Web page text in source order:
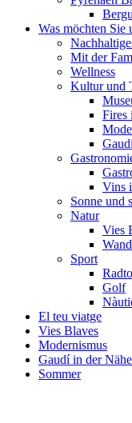
Was möchten Sie
Mit der
Wellness
Kultur und
Fires
Vins
Sonne und
Natur
Vies
Sport
Golf
El teu viatge
Vies Blaves
Modernismus
Gaudí in der
Sommer